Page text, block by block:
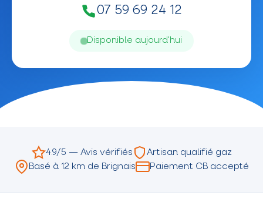
07 59 69 24 12
Disponible aujourd'hui
4.9/5 — Avis vérifiés
Artisan qualifié gaz
Basé à 12 km de Brignais
Paiement CB accepté